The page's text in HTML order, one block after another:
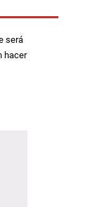
será
hacer